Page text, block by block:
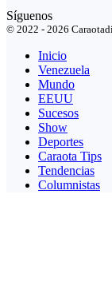
Síguenos
© 2022 - 2026
Inicio
Venezuela
Mundo
EEUU
Sucesos
Show
Deportes
Caraota Tips
Tendencias
Columnistas